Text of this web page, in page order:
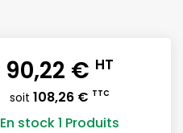
90,22 € HT
soit 108,26 € TTC
En stock1 Produits